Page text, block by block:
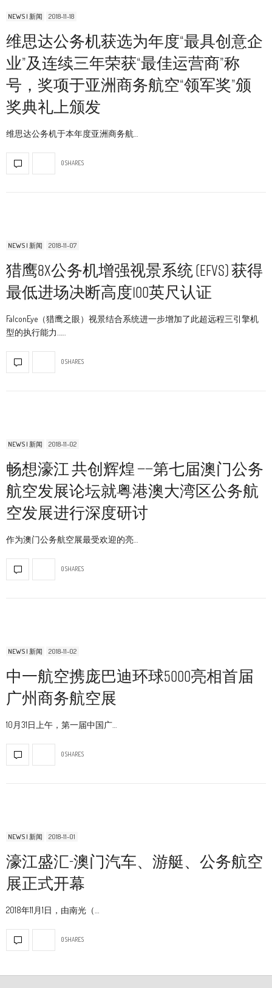
NEWS | 新闻 2018-11-18
维思达公务机获选为年度“最具创意企
业”及连续三年荣获“最佳运营商”称
号，奖项于亚洲商务航空“领军奖”颁
奖典礼上颁发
维思达公务机于本年度亚洲商务航…
0 SHARES
NEWS | 新闻 2018-11-07
猎鹰8X公务机增强视景系统 (EFVS) 获得
最低进场决断高度100英尺认证
FalconEye（猎鹰之眼）视景结合系统进一步增加了此超远程三引擎机
型的执行能力……
0 SHARES
NEWS | 新闻 2018-11-02
畅想濠江 共创辉煌 ——第七届澳门公务
航空发展论坛就粤港澳大湾区公务航
空发展进行深度研讨
作为澳门公务航空展最受欢迎的亮…
0 SHARES
NEWS | 新闻 2018-11-02
中一航空携庞巴迪环球5000亮相首届
广州商务航空展
10月31日上午，第一届中国广…
0 SHARES
NEWS | 新闻 2018-11-01
濠江盛汇-澳门汽车、游艇、公务航空
展正式开幕
2018年11月1日，由南光（…
0 SHARES